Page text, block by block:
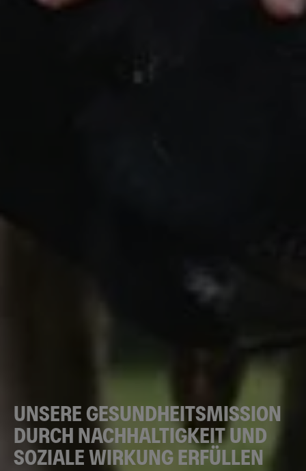
UNSERE GESUNDHEITSMISSION
DURCH NACHHALTIGKEIT UND
SOZIALE WIRKUNG ERFÜLLEN